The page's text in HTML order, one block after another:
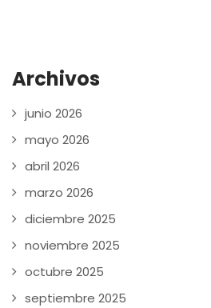
Archivos
junio 2026
mayo 2026
abril 2026
marzo 2026
diciembre 2025
noviembre 2025
octubre 2025
septiembre 2025